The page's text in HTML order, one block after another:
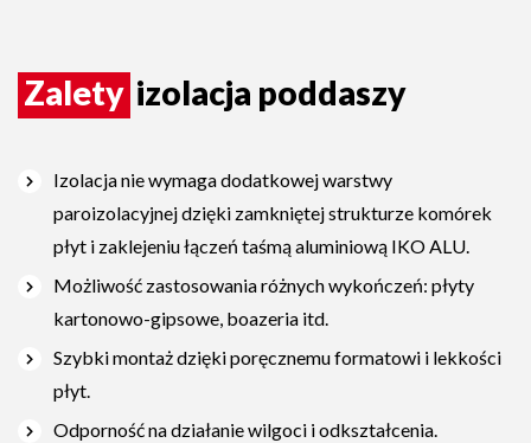
Zalety izolacja poddaszy
Izolacja nie wymaga dodatkowej warstwy
paroizolacyjnej dzięki zamkniętej strukturze komórek
płyt i zaklejeniu łączeń taśmą aluminiową IKO ALU.
Możliwość zastosowania różnych wykończeń: płyty
kartonowo-gipsowe, boazeria itd.
Szybki montaż dzięki poręcznemu formatowi i lekkości
płyt.
Odporność na działanie wilgoci i odkształcenia.